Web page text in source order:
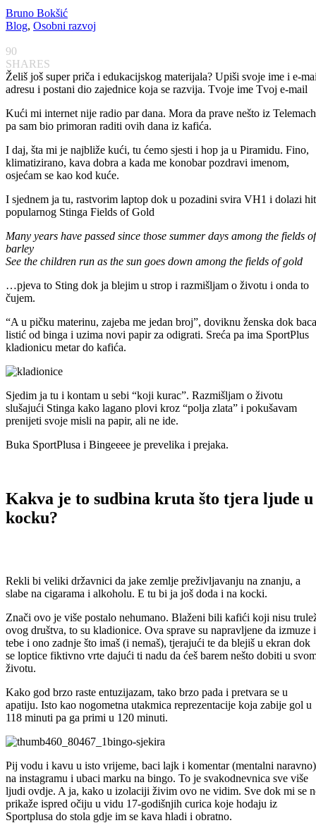
Bruno Bokšić
Blog, Osobni razvoj
90
SHARES
Želiš još super priča i edukacijskog materijala? Upiši svoje ime i e-
adresu i postani dio zajednice koja se razvija. Tvoje ime Tvoj e-mail
Kući mi internet nije radio par dana. Mora da prave nešto iz
pa sam bio primoran raditi ovih dana iz kafića.
I daj, šta mi je najbliže kući, tu ćemo sjesti i hop ja u Piramidu. Fino,
klimatizirano, kava dobra a kada me konobar pozdravi imenom,
osjećam se kao kod kuće.
I sjednem ja tu, rastvorim laptop dok u pozadini svira VH1 i dolazi hit
popularnog Stinga Fields of Gold
Many years have passed since those summer days among the fields of
barley
See the children run as the sun goes down among the fields of gold
…pjeva to Sting dok ja blejim u strop i razmišljam o životu i onda to
čujem.
“A u pičku materinu, zajeba me jedan broj”, doviknu ženska dok baca
listić od binga i uzima novi papir za odigrati. Sreća pa ima SportPlus
kladionicu metar do kafića.
Sjedim ja tu i kontam u sebi “koji kurac”. Razmišljam o životu
slušajući Stinga kako lagano plovi kroz “polja zlata” i pokušavam
prenijeti svoje misli na papir, ali ne ide.
Buka SportPlusa i Bingeeee je prevelika i prejaka.
Kakva je to sudbina kruta što tjera ljude u
kocku?
Rekli bi veliki državnici da jake zemlje preživljavanju na znanju, a
slabe na cigarama i alkoholu. E tu bi ja još doda i na kocki.
Znači ovo je više postalo nehumano. Blaženi bili kafići koji nisu
ovog društva, to su kladionice. Ova sprave su napravljene da izmuze
tebe i ono zadnje što imaš (i nemaš), tjerajući te da blejiš u ekran dok
se loptice fiktivno vrte dajući ti nadu da ćeš barem nešto dobiti u
životu.
Kako god brzo raste entuzijazam, tako brzo pada i pretvara se u
apatiju. Isto kao nogometna utakmica reprezentacije koja zabije gol u
118 minuti pa ga primi u 120 minuti.
Pij vodu i kavu u isto vrijeme, baci lajk i komentar (mentalni naravno)
na instagramu i ubaci marku na bingo. To je svakodnevnica sve više
ljudi ovdje. A ja, kako u izolaciji živim ovo ne vidim. Sve dok mi se
prikaže ispred očiju u vidu 17-godišnjih curica koje hodaju iz
Sportplusa do stola gdje im se kava hladi i obratno.